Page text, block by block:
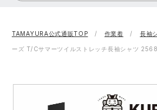
事務服・オフィスウェア
安全靴スニーカーランキング
アシックス安全靴ランキング
プーマ コ
アイズフロンティア
製造・工場作業服
大工・鳶作業服
TAMAYURA公式通販TOP 作業着 長袖
ーズ T/Cサマーツイルストレッチ長袖シャツ